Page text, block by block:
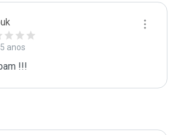
anos
!!!